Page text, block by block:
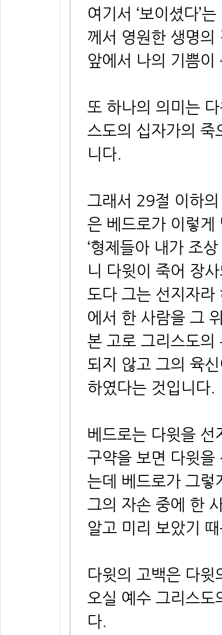
여기서 ‘보이셨다’
께서 영원한 생명의
앞에서 나의 기쁨
또 하나의 의미는
스도의 십자가의 죽
니다.
그래서 29절 이하
은 베드로가 이렇게
‘형제들아 내가 조
니 다윗이 죽어 장
도다 그는 선지자라
에서 한 사람을 그
본 고로 그리스도의
되지 않고 그의 육
하였다는 것입니다.
베드로는 다윗을
구약을 보면 다윗을
는데 베드로가 그렇
그의 자손 중에 한
알고 미리 보았기
다윗의 고백은 다
오실 예수 그리스도
다.